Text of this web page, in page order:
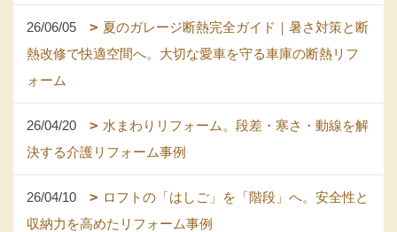
26/06/05
夏のガレージ断熱完全ガイド｜暑さ対策と断
熱改修で快適空間へ。大切な愛車を守る車庫の断熱リフ
ォーム
26/04/20
水まわりリフォーム。段差・寒さ・動線を解
決する介護リフォーム事例
26/04/10
ロフトの「はしご」を「階段」へ。安全性と
収納力を高めたリフォーム事例